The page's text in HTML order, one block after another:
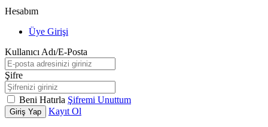
Hesabım
Üye Girişi
Kullanıcı Adı/E-Posta
Şifre
Beni Hatırla Şifremi Unuttum
Giriş Yap Kayıt Ol